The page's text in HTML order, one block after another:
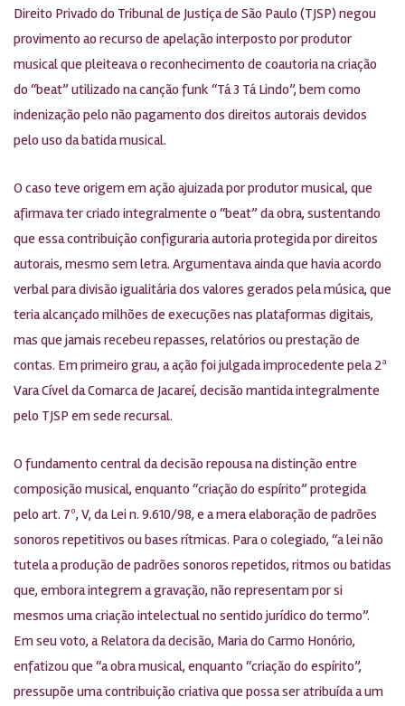
Direito Privado do Tribunal de Justiça de São Paulo (TJSP) negou
provimento ao recurso de apelação interposto por produtor
musical que pleiteava o reconhecimento de coautoria na criação
do “beat” utilizado na canção funk “Tá 3 Tá Lindo”, bem como
indenização pelo não pagamento dos direitos autorais devidos
pelo uso da batida musical.
O caso teve origem em ação ajuizada por produtor musical, que
afirmava ter criado integralmente o “beat” da obra, sustentando
que essa contribuição configuraria autoria protegida por direitos
autorais, mesmo sem letra. Argumentava ainda que havia acordo
verbal para divisão igualitária dos valores gerados pela música, que
teria alcançado milhões de execuções nas plataformas digitais,
mas que jamais recebeu repasses, relatórios ou prestação de
contas. Em primeiro grau, a ação foi julgada improcedente pela 2ª
Vara Cível da Comarca de Jacareí, decisão mantida integralmente
pelo TJSP em sede recursal.
O fundamento central da decisão repousa na distinção entre
composição musical, enquanto “criação do espírito” protegida
pelo art. 7º, V, da Lei n. 9.610/98, e a mera elaboração de padrões
sonoros repetitivos ou bases rítmicas. Para o colegiado, “a lei não
tutela a produção de padrões sonoros repetidos, ritmos ou batidas
que, embora integrem a gravação, não representam por si
mesmos uma criação intelectual no sentido jurídico do termo”.
Em seu voto, a Relatora da decisão, Maria do Carmo Honório,
enfatizou que “a obra musical, enquanto “criação do espírito”,
pressupõe uma contribuição criativa que possa ser atribuída a um